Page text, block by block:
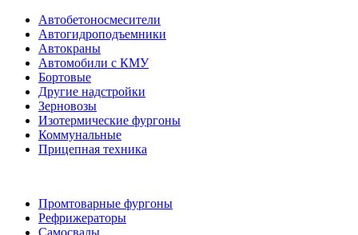
Автобетоносмесители
Автогидроподъемники
Автокраны
Автомобили с КМУ
Бортовые
Другие надстройки
Зерновозы
Изотермические фургоны
Коммунальные
Прицепная техника
Промтоварные фургоны
Рефрижераторы
Самосвалы